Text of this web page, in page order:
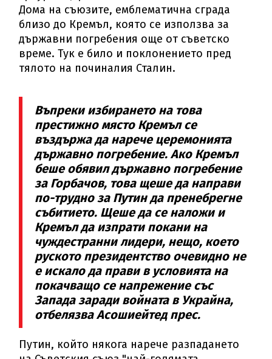
Дома на съюзите, емблематична сграда
близо до Кремъл, която се използва за
държавни погребения още от съветско
време. Тук е било и поклонението пред
тялото на починалия Сталин.
Въпреки избирането на това
престижно място Кремъл се
въздържа да нарече церемонията
държавно погребение. Ако Кремъл
беше обявил държавно погребение
за Горбачов, това щеше да направи
по-трудно за Путин да пренебрегне
събитието. Щеше да се наложи и
Кремъл да изпрати покани на
чуждестранни лидери, нещо, което
руското президентство очевидно не
е искало да прави в условията на
покачващо се напрежение със
Запада заради войната в Украйна,
отбелязва Асошиейтед прес.
Путин, който някога нарече разпадането